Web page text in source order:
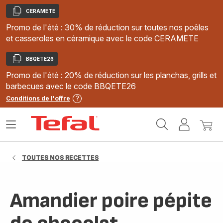
Copier
CERAMETE
Promo de l'été : 30% de réduction sur toutes nos poêles
et casseroles en céramique avec le code CERAMETE
Copier
BBQETE26
Promo de l'été : 20% de réduction sur les planchas, grills et
barbecues avec le code BBQETE26
Conditions de l'offre
MonMon
Ouvrir
TOUTES NOS RECETTES
Amandier poire pépite